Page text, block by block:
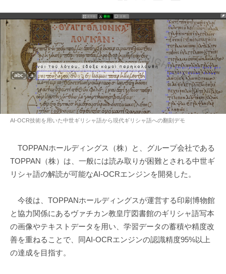
AI-OCR技術を用いた中世ギリシャ語から現代ギリシャ語への翻刻デモ
TOPPANホールディングス（株）と、グループ会社である
TOPPAN（株）は、一般には読み取りが困難とされる中世ギ
リシャ語の解読が可能なAI-OCRエンジンを開発した。
今後は、TOPPANホールディングスが運営する印刷博物館
と協力関係にあるヴァチカン教皇庁図書館のギリシャ語写本
の画像やテキストデータを用い、学習データの蓄積や精度改
善を重ねることで、同AI-OCRエンジンの認識精度95%以上
の達成を目指す。